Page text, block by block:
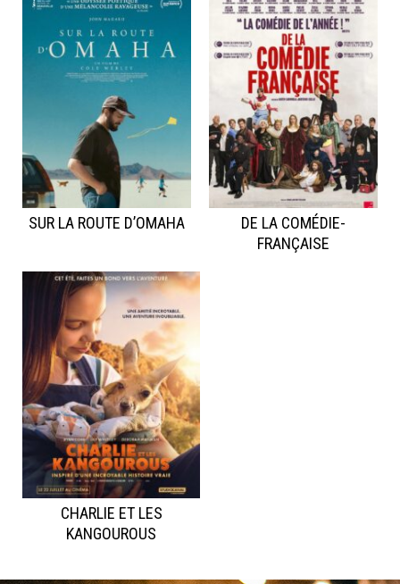
SUR LA ROUTE D’OMAHA
DE LA COMÉDIE-
FRANÇAISE
CHARLIE ET LES
KANGOUROUS